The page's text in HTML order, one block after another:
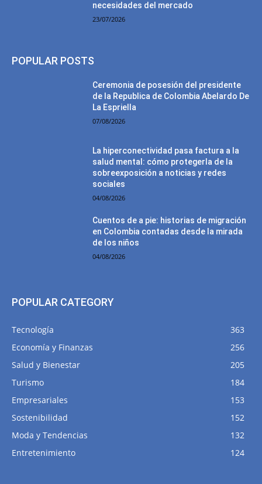
necesidades del mercado
23/07/2026
POPULAR POSTS
Ceremonia de posesión del presidente
de la Republica de Colombia Abelardo De
La Espriella
07/08/2026
La hiperconectividad pasa factura a la
salud mental: cómo protegerla de la
sobreexposición a noticias y redes
sociales
04/08/2026
Cuentos de a pie: historias de migración
en Colombia contadas desde la mirada
de los niños
04/08/2026
POPULAR CATEGORY
Tecnología
363
Economía y Finanzas
256
Salud y Bienestar
205
Turismo
184
Empresariales
153
Sostenibilidad
152
Moda y Tendencias
132
Entretenimiento
124